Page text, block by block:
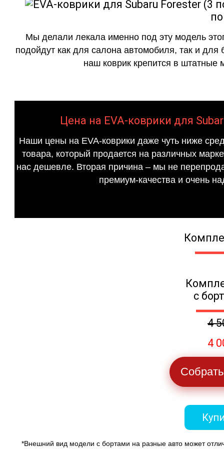
Мы делали лекала именно под эту модель
подойдут как для салона автомобиля, так и для
наш коврик крепится в штатные
Цена на EVA-коврики для
Наши цены на EVA-коврики даже чуть ниже
товара, который продается на различных
нас дешевле. Вторая причина – мы не
премиум-качества и очень
с
4
4
*Внешний вид модели с бортами на разные авто может